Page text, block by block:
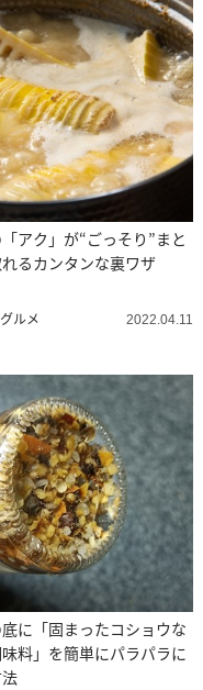
アク」が“ごっそり”まと
るカンタンな裏ワザ
ルメ 2022.04.11
に「固まったコショウな
料」を簡単にパラパラに